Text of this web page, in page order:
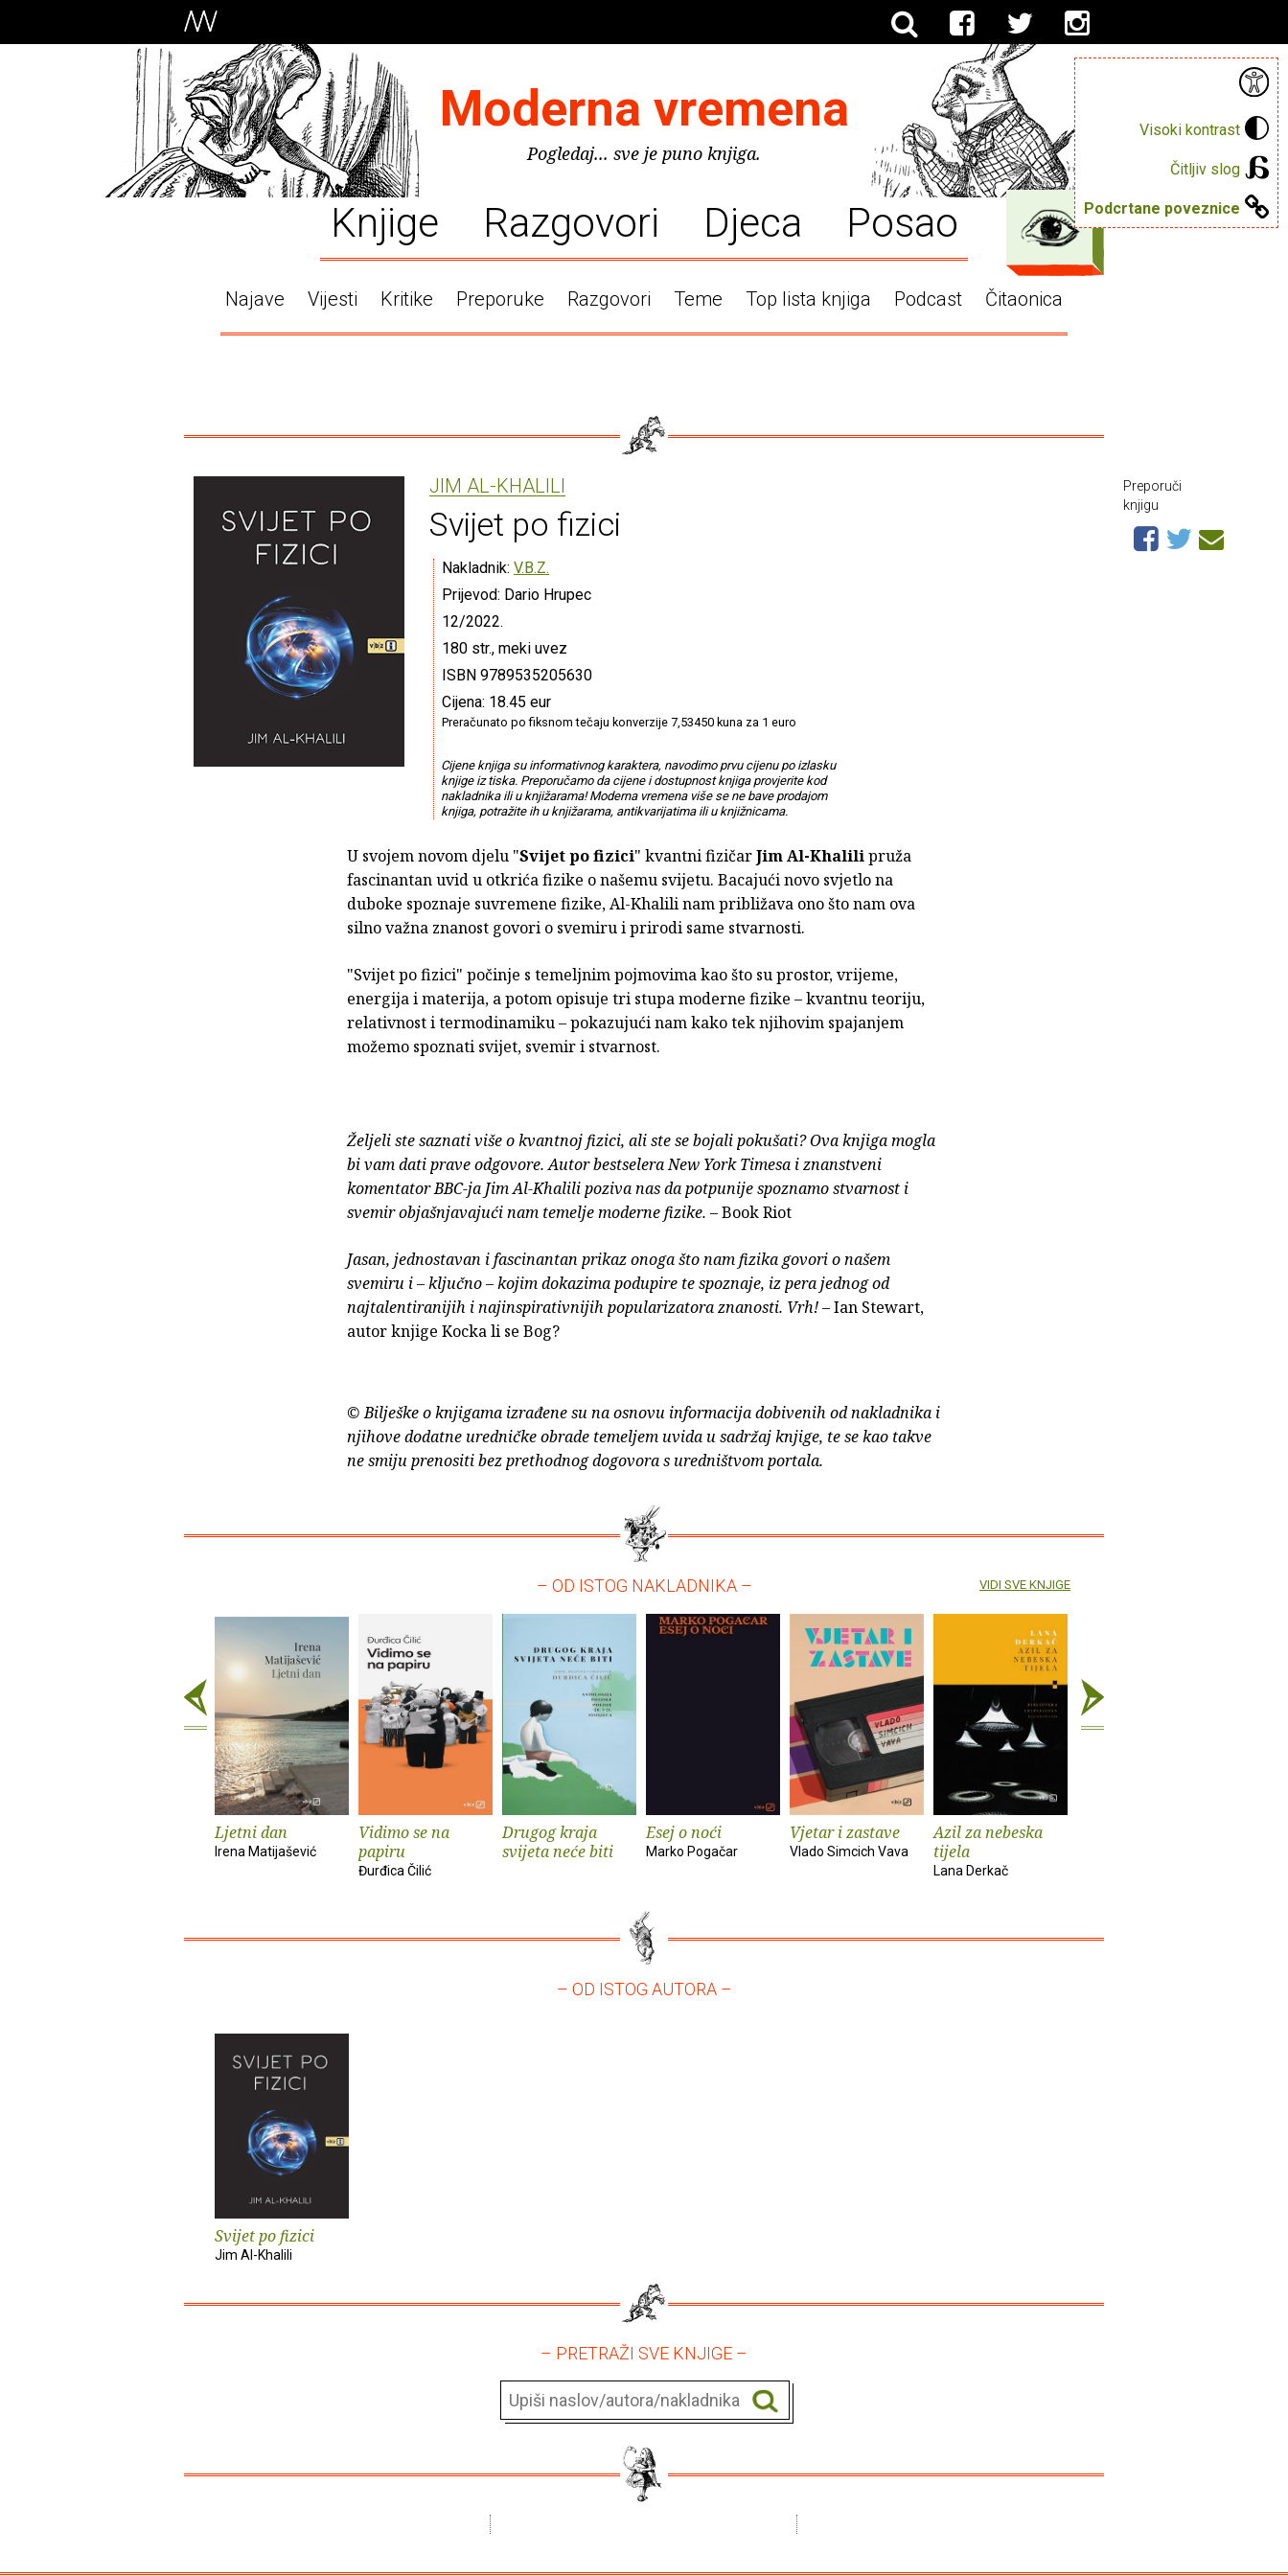
Visoki kontrast
Čitljiv slog
Podcrtane poveznice
Moderna vremena
Pogledaj... sve je puno knjiga.
Knjige Razgovori Djeca Posao
Najave Vijesti Kritike Preporuke Razgovori Teme Top lista knjiga Podcast Čitaonica
JIM AL-KHALILI
Svijet po fizici
Nakladnik: V.B.Z.
Prijevod: Dario Hrupec
12/2022.
180 str., meki uvez
ISBN 9789535205630
Cijena: 18.45 eur
Preračunato po fiksnom tečaju konverzije 7,53450 kuna za 1 euro
Cijene knjiga su informativnog karaktera, navodimo prvu cijenu po izlasku
knjige iz tiska. Preporučamo da cijene i dostupnost knjiga provjerite kod
nakladnika ili u knjižarama! Moderna vremena više se ne bave prodajom
knjiga, potražite ih u knjižarama, antikvarijatima ili u knjižnicama.
U svojem novom djelu "Svijet po fizici" kvantni fizičarJim Al-Khalilipruža
fascinantan uvid u otkrića fizike o našemu svijetu. Bacajući novo svjetlo na
duboke spoznaje suvremene fizike, Al-Khalili nam približava ono što nam ova
silno važna znanost govori o svemiru i prirodi same stvarnosti.
"Svijet po fizici" počinje s temeljnim pojmovima kao što su prostor, vrijeme,
energija i materija, a potom opisuje tri stupa moderne fizike – kvantnu teoriju,
relativnost i termodinamiku – pokazujući nam kako tek njihovim spajanjem
možemo spoznati svijet, svemir i stvarnost.
Željeli ste saznati više o kvantnoj fizici, ali ste se bojali pokušati? Ova knjiga mogla
bi vam dati prave odgovore. Autor bestselera New York Timesa i znanstveni
komentator BBC-ja Jim Al-Khalili poziva nas da potpunije spoznamo stvarnost i
svemir objašnjavajući nam temelje moderne fizike. – Book Riot
Jasan, jednostavan i fascinantan prikaz onoga što nam fizika govori o našem
svemiru i – ključno – kojim dokazima podupire te spoznaje, iz pera jednog od
najtalentiranijih i najinspirativnijih popularizatora znanosti. Vrh!– Ian Stewart,
autor knjige Kocka li se Bog?
© Bilješke o knjigama izrađene su na osnovu informacija dobivenih od nakladnika i
njihove dodatne uredničke obrade temeljem uvida u sadržaj knjige, te se kao takve
ne smiju prenositi bez prethodnog dogovora s uredništvom portala.
Preporuči
knjigu
– OD ISTOG NAKLADNIKA –
Ljetni dan
Irena Matijašević
Vidimo se na
papiru
Đurđica Čilić
Drugog kraja
svijeta neće biti
Esej o noći
Marko Pogačar
Vjetar i zastave
Vlado Simcich Vava
Azil za nebeska
tijela
Lana Derkač
VIDI SVE KNJIGE
– OD ISTOG AUTORA –
Svijet po fizici
Jim Al-Khalili
– PRETRAŽI SVE KNJIGE –